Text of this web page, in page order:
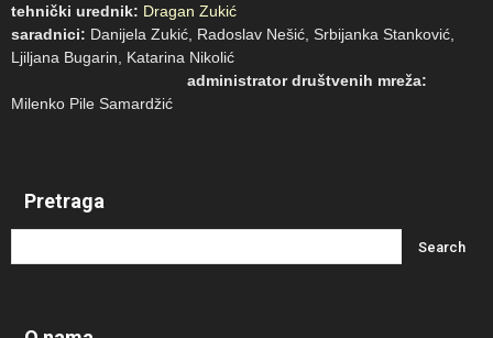
tehnički urednik: Dragan Zukić
saradnici: Danijela Zukić, Radoslav Nešić, Srbijanka Stanković,
Ljiljana Bugarin, Katarina Nikolić
administrator društvenih mreža:
Milenko Pile Samardžić
Pretraga